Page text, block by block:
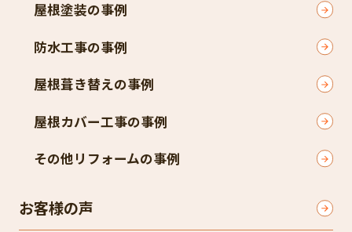
屋根塗装の事例
防水工事の事例
屋根葺き替えの事例
屋根カバー工事の事例
その他リフォームの事例
お客様の声